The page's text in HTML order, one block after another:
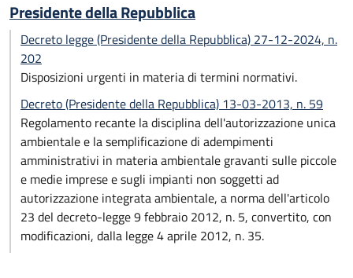
Presidente della Repubblica
Decreto legge (Presidente della Repubblica) 27-12-2024, n.
202
Disposizioni urgenti in materia di termini normativi.
Decreto (Presidente della Repubblica) 13-03-2013, n. 59
Regolamento recante la disciplina dell'autorizzazione unica
ambientale e la semplificazione di adempimenti
amministrativi in materia ambientale gravanti sulle piccole
e medie imprese e sugli impianti non soggetti ad
autorizzazione integrata ambientale, a norma dell'articolo
23 del decreto-legge 9 febbraio 2012, n. 5, convertito, con
modificazioni, dalla legge 4 aprile 2012, n. 35.